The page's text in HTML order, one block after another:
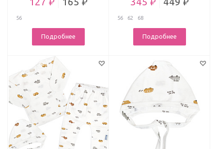
56
Подробнее
56 62 68
Подробнее